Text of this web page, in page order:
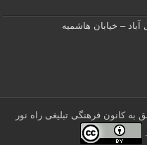
– خیابان هاشمیه
کانون فرهنگی تبلیغی راه نور